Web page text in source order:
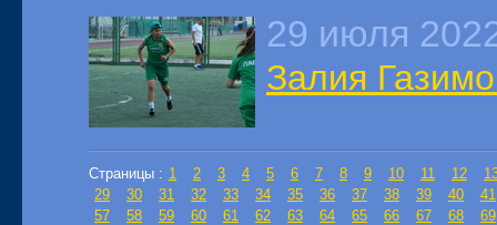
29 июля
Залия
Страницы : 1 2 3 4 5 6 7 8 9 10 11 12
29
30 31 32 33 34 35 36 37 38 39 40
41
57
58 59 60 61 62 63 64 65 66 67 68
69